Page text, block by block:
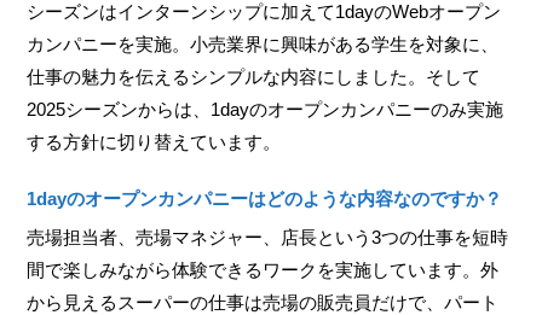
シーズンはインターンシップに加えて1dayのWebオープン
カンパニーを実施。小売業界に興味がある学生を対象に、
仕事の魅力を伝えるシンプルな内容にしました。そして
2025シーズンからは、1dayのオープンカンパニーのみ実施
する方針に切り替えています。
1dayのオープンカンパニーはどのような内容なのですか？
売場担当者、売場マネジャー、店長という3つの仕事を短時
間で楽しみながら体験できるワークを実施しています。外
から見えるスーパーの仕事は売場の販売員だけで、パート